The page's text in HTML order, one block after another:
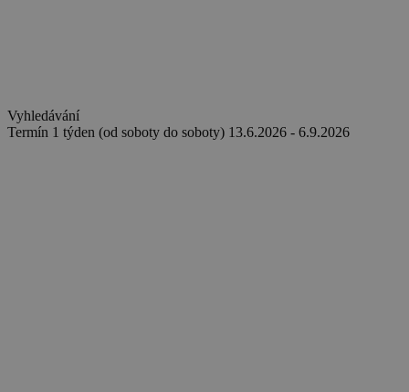
Vyhledávání
Termín 1 týden (od soboty do soboty) 13.6.2026 - 6.9.2026